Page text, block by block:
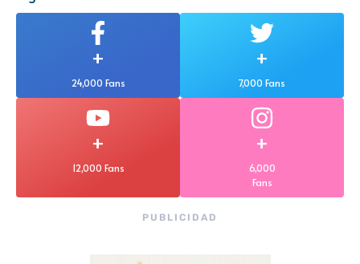
+
24,000 Fans
+
7,000 Fans
+
12,000 Fans
+
6,000
Fans
PUBLICIDAD